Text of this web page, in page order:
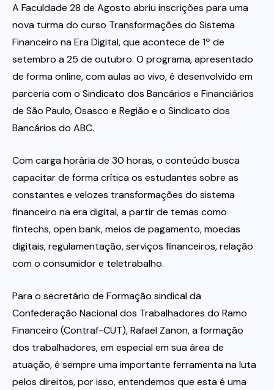
Itau
Financeiras e Cooperativas
Videos
A Faculdade 28 de Agosto abriu inscrições para uma
nova turma do curso Transformações do Sistema
Financeiro na Era Digital, que acontece de 1º de
setembro a 25 de outubro. O programa, apresentado
de forma online, com aulas ao vivo, é desenvolvido em
parceria com o Sindicato dos Bancários e Financiários
de São Paulo, Osasco e Região e o Sindicato dos
Bancários do ABC.
Com carga horária de 30 horas, o conteúdo busca
capacitar de forma crítica os estudantes sobre as
constantes e velozes transformações do sistema
financeiro na era digital, a partir de temas como
fintechs, open bank, meios de pagamento, moedas
digitais, regulamentação, serviços financeiros, relação
com o consumidor e teletrabalho.
Para o secretário de Formação sindical da
Confederação Nacional dos Trabalhadores do Ramo
Financeiro (Contraf-CUT), Rafael Zanon, a formação
dos trabalhadores, em especial em sua área de
atuação, é sempre uma importante ferramenta na luta
pelos direitos, por isso, entendemos que esta é uma